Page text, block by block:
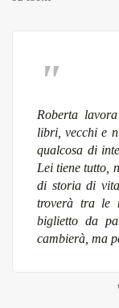
Roberta
libri, vecchi e
qualcosa di
Lei tiene tutto,
di storia di
troverà tra le
biglietto da
cambierà, ma